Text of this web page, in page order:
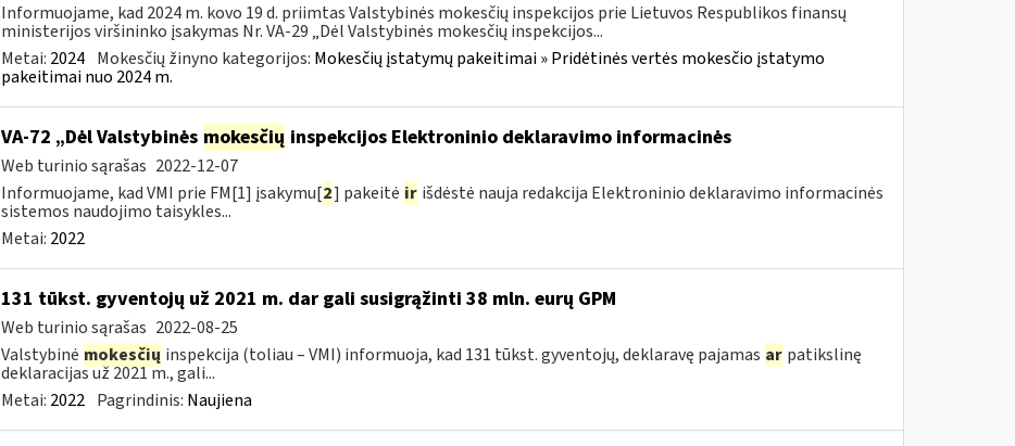
Informuojame, kad 2024 m. kovo 19 d. priimtas Valstybinės mokesčių inspekcijos prie Lietuvos Respublikos finansų
ministerijos viršininko įsakymas Nr. VA-29 „Dėl Valstybinės mokesčių inspekcijos...
Metai: 2024 Mokesčių žinyno kategorijos: Mokesčių įstatymų pakeitimai » Pridėtinės vertės mokesčio įstatymo
pakeitimai nuo 2024 m.
VA-72 „Dėl Valstybinės mokesčių inspekcijos Elektroninio deklaravimo informacinės
Web turinio sąrašas 2022-12-07
Informuojame, kad VMI prie FM[1] įsakymu[2] pakeitė ir išdėstė nauja redakcija Elektroninio deklaravimo informacinės
sistemos naudojimo taisykles...
Metai: 2022
131 tūkst. gyventojų už 2021 m. dar gali susigrąžinti 38 mln. eurų GPM
Web turinio sąrašas 2022-08-25
Valstybinė mokesčių inspekcija (toliau – VMI) informuoja, kad 131 tūkst. gyventojų, deklaravę pajamas ar patikslinę
deklaracijas už 2021 m., gali...
Metai: 2022 Pagrindinis: Naujiena